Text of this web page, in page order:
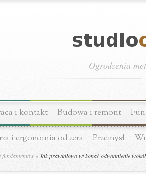
Ogrodzenia
i kontakt Budowa i remont
i ergonomia od zera Przemysł
fundamentów »Jak prawidłowo wykonać odwodnienie